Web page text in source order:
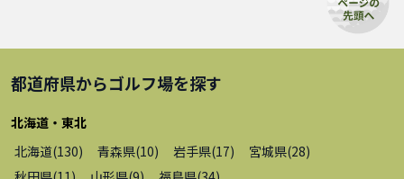
都道府県からゴルフ場を探す
北海道・東北
北海道(130) 青森県(10) 岩手県(17) 宮城県(28)